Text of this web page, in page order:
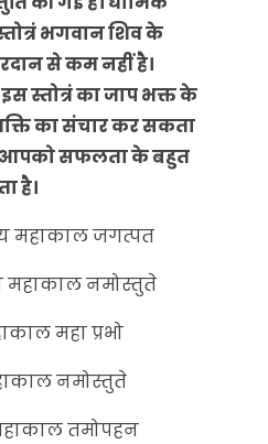
भगवान शिव के
से कम नहीं है।
स्तोत्रं का जाप भक्त के
का संचार कर सकता
आपको सफलता के बहुत
है।
महाकाल जगत्पत
महाकाल नमोस्तुते
महा प्रभो
नमोस्तुते
तमोपहन